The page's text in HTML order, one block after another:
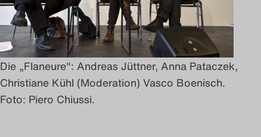
Die „Flaneure": Andreas Jüttner, Anna Pataczek,
Christiane Kühl (Moderation) Vasco Boenisch.
Foto: Piero Chiussi.